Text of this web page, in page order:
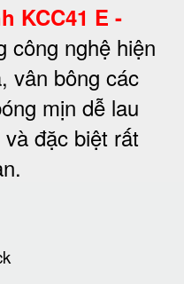
KCC41 E -
nghệ hiện
vân bông các
mịn dễ lau
đặc biệt rất